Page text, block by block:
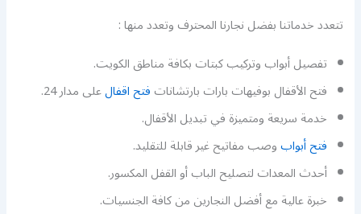
تتعدد خدماتنا بفضل نجارنا المحترف وتعدد منها :
تفصيل أبواب وتركيب كبتات بكافة مناطق الكويت.
فتح الأقفال بوفيهات بارات بارتشاناتفتح اقفالعلى مدار 24.
خدمة سريعة ومتميزة في تبديل الأقفال.
فتح أبوابوصب مفاتيح غير قابلة للتقليد.
أحدث المعدات لتصليح الباب أو القفل المكسور.
خبرة عالية مع أفضل النجارين من كافة الجنسيات.